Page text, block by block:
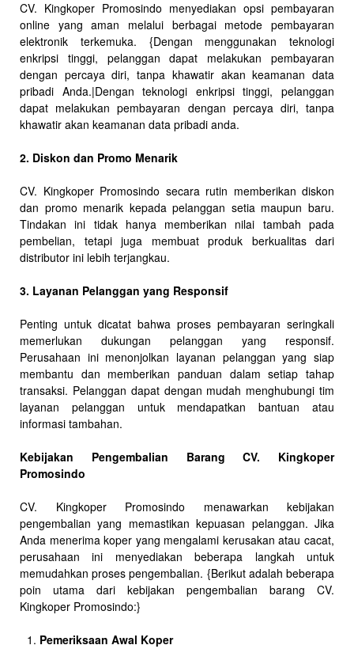
CV. Kingkoper Promosindo menyediakan opsi pembayaran
online yang aman melalui berbagai metode pembayaran
elektronik terkemuka. {Dengan menggunakan teknologi
enkripsi tinggi, pelanggan dapat melakukan pembayaran
dengan percaya diri, tanpa khawatir akan keamanan data
pribadi Anda.|Dengan teknologi enkripsi tinggi, pelanggan
dapat melakukan pembayaran dengan percaya diri, tanpa
khawatir akan keamanan data pribadi anda.
2. Diskon dan Promo Menarik
CV. Kingkoper Promosindo secara rutin memberikan diskon
dan promo menarik kepada pelanggan setia maupun baru.
Tindakan ini tidak hanya memberikan nilai tambah pada
pembelian, tetapi juga membuat produk berkualitas dari
distributor ini lebih terjangkau.
3. Layanan Pelanggan yang Responsif
Penting untuk dicatat bahwa proses pembayaran seringkali
memerlukan dukungan pelanggan yang responsif.
Perusahaan ini menonjolkan layanan pelanggan yang siap
membantu dan memberikan panduan dalam setiap tahap
transaksi. Pelanggan dapat dengan mudah menghubungi tim
layanan pelanggan untuk mendapatkan bantuan atau
informasi tambahan.
Kebijakan Pengembalian Barang CV. Kingkoper
Promosindo
CV. Kingkoper Promosindo menawarkan kebijakan
pengembalian yang memastikan kepuasan pelanggan. Jika
Anda menerima koper yang mengalami kerusakan atau cacat,
perusahaan ini menyediakan beberapa langkah untuk
memudahkan proses pengembalian. {Berikut adalah beberapa
poin utama dari kebijakan pengembalian barang CV.
Kingkoper Promosindo:}
Pemeriksaan Awal Koper